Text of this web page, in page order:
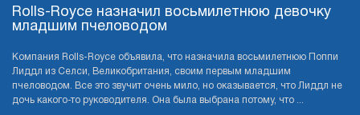
Rolls-Royce назначил восьмилетнюю девочку
младшим пчеловодом
Компания Rolls-Royce объявила, что назначила восьмилетнюю Поппи
Лиддл из Селси, Великобритания, своим первым младшим
пчеловодом. Все это звучит очень мило, но оказывается, что Лиддл не
дочь какого-то руководителя. Она была выбрана потому, что ...